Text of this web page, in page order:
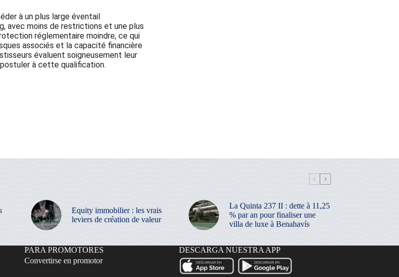
à un plus large éventail
avec moins de restrictions et une plus
réglementaire moindre, ce qui
associés et la capacité financière
évaluent soigneusement leur
à cette qualification.
Equity immobilier : les vrais
leviers de création de valeur
La Quinta 237 II : dette à 11,25
% par an pour finaliser une
villa de luxe à Benahavís
PARA PROMOTORES
Convertirse en promotor
DESCARGA NUESTRA APP